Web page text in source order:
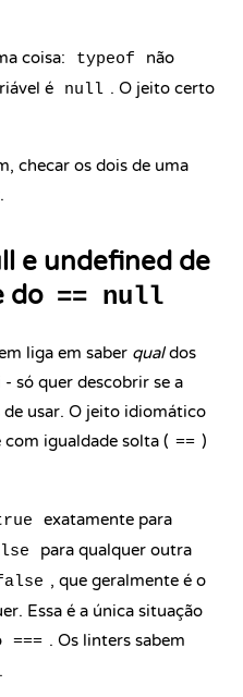
coisa: typeof
não
é
null . O jeito certo
checar os dois de uma
e undefined de
do == null
liga em saber qualdos
só quer descobrir se a
usar. O jeito idiomático
com igualdade solta ( == )
exatamente para
para qualquer outra
, que geralmente é o
Essa é a única situação
=== . Os linters sabem